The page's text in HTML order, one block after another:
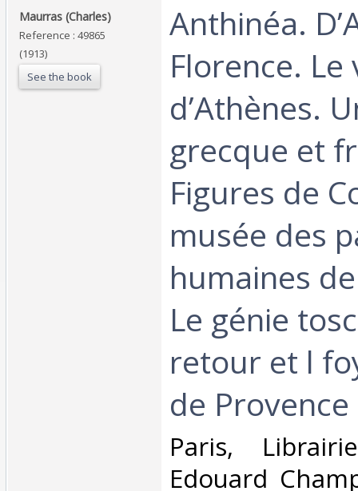
‎Maurras (Charles)‎
Reference : 49865
(1913)
See the book
‎Anthinéa.
Florence. Le
d’Athènes.
grecque et
Figures de
musée des
humaines
Le génie
retour et l
de Provence‎
‎Paris,
Edouard